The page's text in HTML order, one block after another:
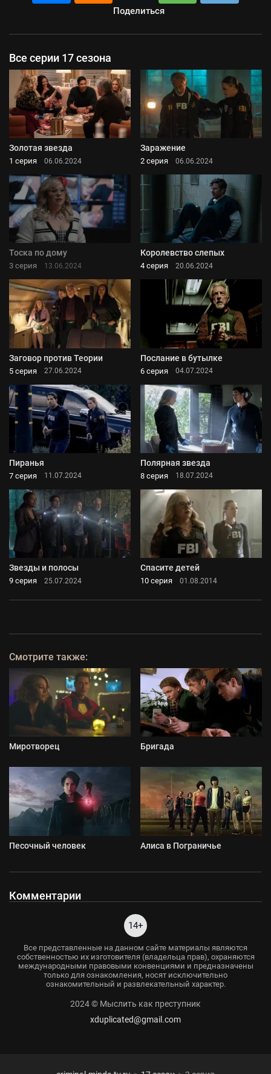
Поделиться
Все серии 17 сезона
Золотая звезда
1 серия 06.06.2024
Заражение
2 серия 06.06.2024
Тоска по дому
3 серия 13.06.2024
Королевство слепых
4 серия 20.06.2024
Заговор против Теории
5 серия 27.06.2024
Послание в бутылке
6 серия 04.07.2024
Пиранья
7 серия 11.07.2024
Полярная звезда
8 серия 18.07.2024
Звезды и полосы
9 серия 25.07.2024
Спасите детей
10 серия 01.08.2014
Смотрите также:
Миротворец Бригада
Песочный человек Алиса в Пограничье
Комментарии
14+
Все представленные на данном сайте материалы являются
собственностью их изготовителя (владельца прав), охраняются
международными правовыми конвенциями и предназначены
только для ознакомления, носят исключительно
ознакомительный и развлекательный характер.
2024 © Мыслить как преступник
xduplicated@gmail.com